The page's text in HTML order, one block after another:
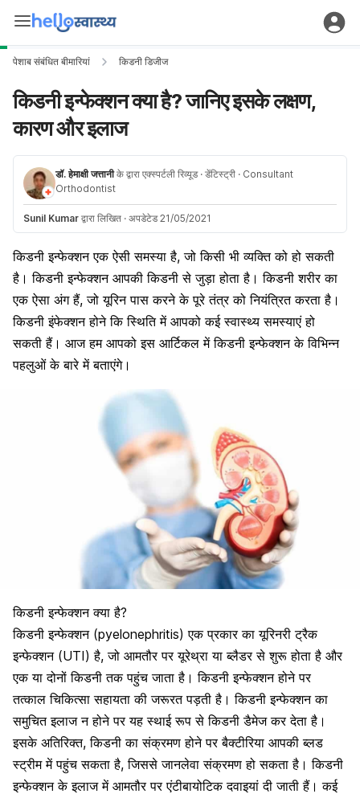
पेशाब संबंधित बीमारियां किडनी डिजीज
किडनी इन्फेक्शन क्या है? जानिए इसके लक्षण,
कारण और इलाज
डॉ. हेमाक्षी जत्तानीके द्वारा एक्स्पर्टली रिव्यूड · डेंटिस्ट्री · Consultant
Orthodontist
Sunil Kumar द्वारा लिखित · अपडेटेड 21/05/2021
किडनी इन्फेक्शन एक ऐसी समस्या है, जो किसी भी व्यक्ति को हो सकती
है। किडनी इन्फेक्शन आपकी किडनी से जुड़ा होता है। किडनी शरीर का
एक ऐसा अंग हैं, जो यूरिन पास करने के पूरे तंत्र को नियंत्रित करता है।
किडनी इंफेक्शन होने कि स्थिति में आपको कई स्वास्थ्य समस्याएं हो
सकती हैं। आज हम आपको इस आर्टिकल में किडनी इन्फेक्शन के विभिन्न
पहलुओं के बारे में बताएंगे।
किडनी इन्फेक्शन क्या है?
किडनी इन्फेक्शन (pyelonephritis) एक प्रकार का यूरिनरी ट्रैक
इन्फेक्शन (UTI) है, जो आमतौर पर यूरेथ्रा या ब्लैडर से शुरू होता है और
एक या दोनों किडनी तक पहुंच जाता है। किडनी इन्फेक्शन होने पर
तत्काल चिकित्सा सहायता की जरूरत पड़ती है। किडनी इन्फेक्शन का
समुचित इलाज न होने पर यह स्थाई रूप सेकिडनी डैमेजकर देता है।
इसके अतिरिक्त, किडनी का संक्रमण होने पर बैक्टीरिया आपकी ब्लड
स्ट्रीम में पहुंच सकता है, जिससे जानलेवा संक्रमण हो सकता है। किडनी
इन्फेक्शन के इलाज में आमतौर पर एंटीबायोटिक दवाइयां दी जाती हैं। कई